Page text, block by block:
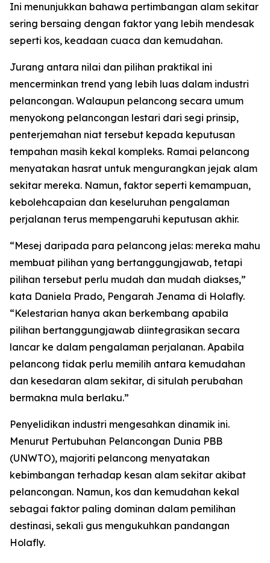
Ini menunjukkan bahawa pertimbangan alam sekitar
sering bersaing dengan faktor yang lebih mendesak
seperti kos, keadaan cuaca dan kemudahan.
Jurang antara nilai dan pilihan praktikal ini
mencerminkan trend yang lebih luas dalam industri
pelancongan. Walaupun pelancong secara umum
menyokong pelancongan lestari dari segi prinsip,
penterjemahan niat tersebut kepada keputusan
tempahan masih kekal kompleks. Ramai pelancong
menyatakan hasrat untuk mengurangkan jejak alam
sekitar mereka. Namun, faktor seperti kemampuan,
kebolehcapaian dan keseluruhan pengalaman
perjalanan terus mempengaruhi keputusan akhir.
“Mesej daripada para pelancong jelas: mereka mahu
membuat pilihan yang bertanggungjawab, tetapi
pilihan tersebut perlu mudah dan mudah diakses,”
kata Daniela Prado, Pengarah Jenama di Holafly.
“Kelestarian hanya akan berkembang apabila
pilihan bertanggungjawab diintegrasikan secara
lancar ke dalam pengalaman perjalanan. Apabila
pelancong tidak perlu memilih antara kemudahan
dan kesedaran alam sekitar, di situlah perubahan
bermakna mula berlaku.”
Penyelidikan industri mengesahkan dinamik ini.
Menurut Pertubuhan Pelancongan Dunia PBB
(UNWTO), majoriti pelancong menyatakan
kebimbangan terhadap kesan alam sekitar akibat
pelancongan. Namun, kos dan kemudahan kekal
sebagai faktor paling dominan dalam pemilihan
destinasi, sekali gus mengukuhkan pandangan
Holafly.